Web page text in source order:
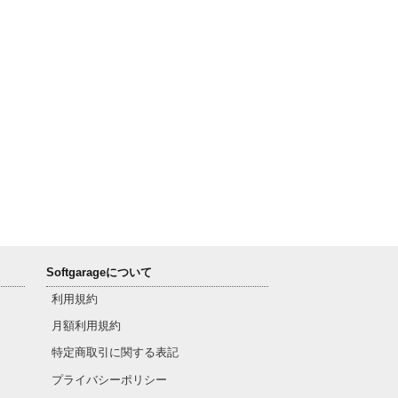
Softgarageについて
利用規約
月額利用規約
特定商取引に関する表記
プライバシーポリシー